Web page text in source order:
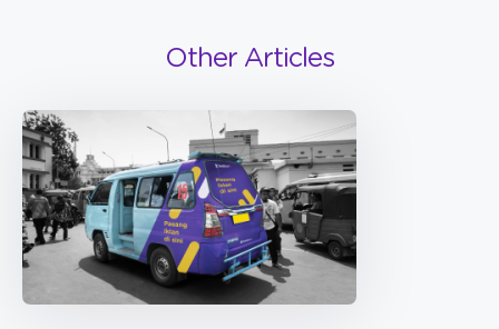
Other Articles